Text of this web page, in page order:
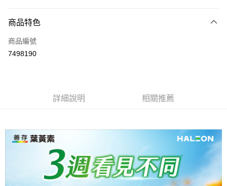
3 期 0 利率 每期
合作金庫商業銀行
上海商業儲蓄銀行
聯邦商業銀行
遠東國際商業銀行
台新國際商業銀行
中國信託商業銀行
台灣樂天信用卡公司
合作金庫商業銀行
臺灣中小企業銀行
台中商業銀行
匯豐（台灣）商業銀行
華泰商業銀行
玉山商業銀行
星展（台灣）商業銀行
中國信託商業銀行
台灣樂天信用卡公司
LINE Pay
Google Pay
商品特色
商品編號
7498190
詳細說明 相關推薦